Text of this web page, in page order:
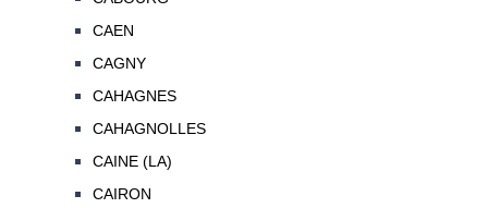
CAEN
CAGNY
CAHAGNES
CAHAGNOLLES
CAINE (LA)
CAIRON